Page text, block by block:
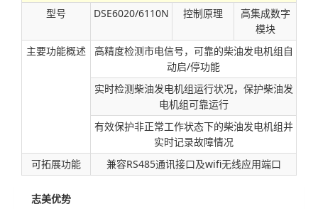
型号
DSE6020/6110N 控制原理
高集成数字
模块
主要功能概述
高精度检测市电信号，可靠的柴油发电机组自
动启/停功能
实时检测柴油发电机组运行状况，保护柴油发
电机组可靠运行
有效保护非正常工作状态下的柴油发电机组并
实时记录故障情况
可拓展功能
兼容RS485通讯接口及wifi无线应用端口
志美优势